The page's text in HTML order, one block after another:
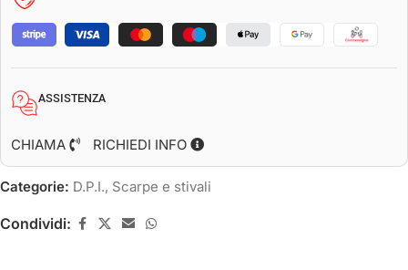
ASSISTENZA
CHIAMA RICHIEDI INFO
Categorie: D.P.I., Scarpe e stivali
Condividi: